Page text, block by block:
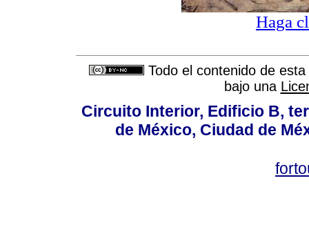
Haga
Todo el contenido de
bajo una
Circuito Interior, Edificio B,
de México, Ciudad de